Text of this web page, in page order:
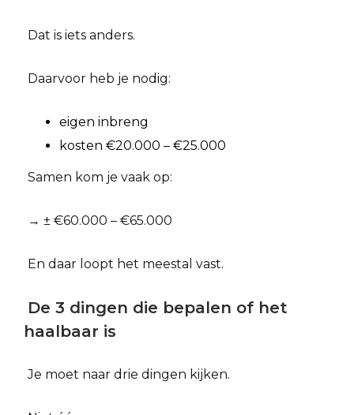
Dat is iets anders.
Daarvoor heb je nodig:
eigen inbreng
kosten €20.000 – €25.000
Samen kom je vaak op:
→ ± €60.000 – €65.000
En daar loopt het meestal vast.
De 3 dingen die bepalen of het
haalbaar is
Je moet naar drie dingen kijken.